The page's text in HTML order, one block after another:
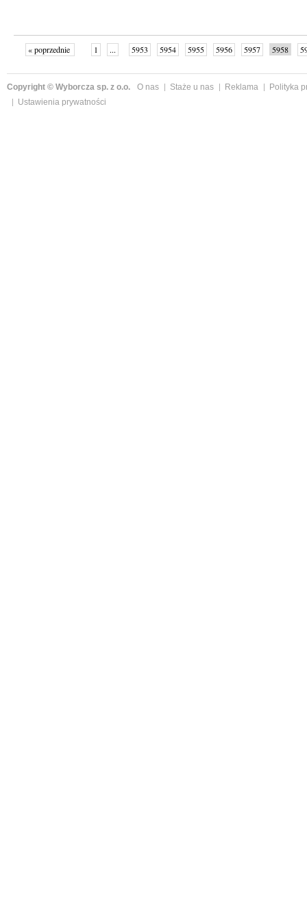
« poprzednie 1 ... 5953 5954 5955 5956 5957 5958
Copyright © Wyborcza sp. z o.o. O nas Staże u nas Reklama
Polityka
Ustawienia prywatności